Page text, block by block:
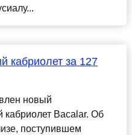
кабриолет за 127
новый
кабриолет Bacalar. Об
поступившем